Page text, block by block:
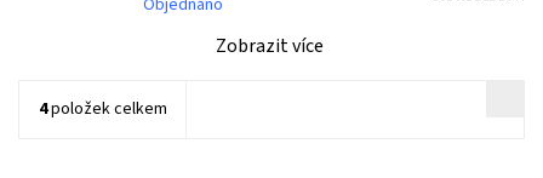
Objednáno
Zobrazit více
4položek celkem